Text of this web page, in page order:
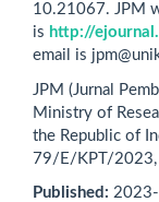
10.21067. JPM
is http://
email is
JPM (Jurnal
Ministry of
the Republic of
79/E/KPT/2023,
Published: